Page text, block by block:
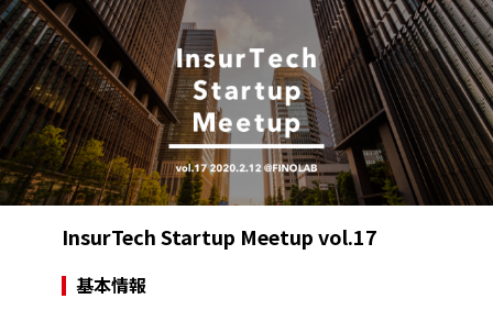
InsurTech Startup Meetup vol.17
基本情報